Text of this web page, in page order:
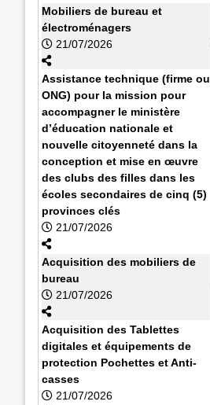
Mobiliers de bureau et
électroménagers
21/07/2026
Assistance technique (firme ou
ONG) pour la mission pour
accompagner le ministère
d’éducation nationale et
nouvelle citoyenneté dans la
conception et mise en œuvre
des clubs des filles dans les
écoles secondaires de cinq (5)
provinces clés
21/07/2026
Acquisition des mobiliers de
bureau
21/07/2026
Acquisition des Tablettes
digitales et équipements de
protection Pochettes et Anti-
casses
21/07/2026